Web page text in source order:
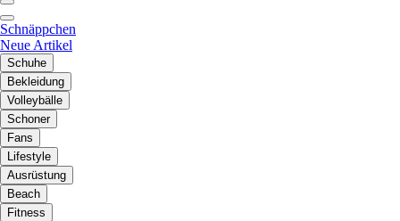
Schnäppchen
Neue Artikel
Schuhe
Bekleidung
Volleybälle
Schoner
Fans
Lifestyle
Ausrüstung
Beach
Fitness